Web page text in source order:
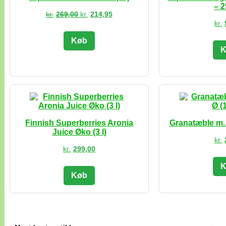
kr. 269,00 Den
pris
var:
kr.269,00.
kr. 214,95Den
Køb
–
kr.
Finnish Superberries Aronia
Juice Øko (3 l)
kr. 299,00
Køb
Granatæble
kr.